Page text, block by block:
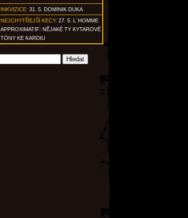
INKVIZICE: 31. 5. DOMINIK DUKA
NEJCHYTŘEJŠÍ KECY: 27. 5. L´HOMME
APPROXIMATIF: NĚJAKÉ TY KYTAROVÉ
TÓNY KE KARDIU